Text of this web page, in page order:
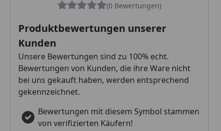
(0 Bewertungen)
Produktbewertungen unserer
Kunden
Unsere Bewertungen sind zu 100% echt.
Bewertungen von Kunden, die ihre Ware nicht
bei uns gekauft haben, werden entsprechend
gekennzeichnet.
Bewertungen mit diesem Symbol stammen
von verifizierten Käufern!